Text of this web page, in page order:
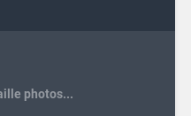
photos...